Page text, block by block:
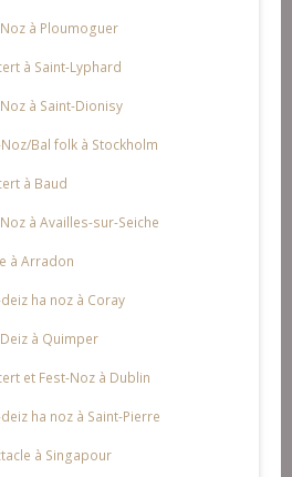
à Ploumoguer
à Saint-Lyphard
à Saint-Dionisy
Bal folk à Stockholm
à Baud
à Availles-sur-Seiche
à Arradon
ha noz à Coray
à Quimper
et Fest-Noz à Dublin
ha noz à Saint-Pierre
à Singapour